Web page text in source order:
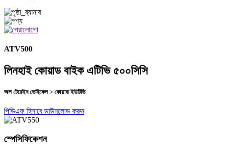
ATV500
লিনহাই কোয়াড বাইক এটিভি ৫০০সিসি
অল টেরেইন ভেহিকেল > কোয়াড ইউটিভি
পিডিএফ হিসাবে ডাউনলোড করুন
স্পেসিফিকেশন